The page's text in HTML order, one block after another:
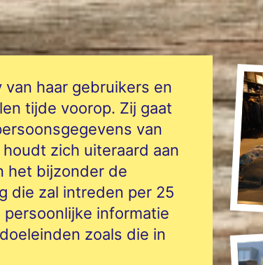
haar gebruikers en
tijde voorop. Zij gaat
van
zich uiteraard aan
het bijzonder de
die zal intreden per 25
informatie
zoals die in